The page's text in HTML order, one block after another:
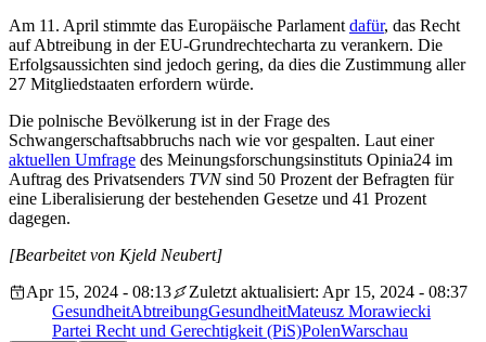
Am 11. April stimmte das Europäische Parlament dafür, das Recht
auf Abtreibung in der EU-Grundrechtecharta zu verankern. Die
Erfolgsaussichten sind jedoch gering, da dies die Zustimmung aller
27 Mitgliedstaaten erfordern würde.
Die polnische Bevölkerung ist in der Frage des
Schwangerschaftsabbruchs nach wie vor gespalten. Laut einer
aktuellen Umfrage des Meinungsforschungsinstituts Opinia24 im
Auftrag des Privatsenders TVNsind 50 Prozent der Befragten für
eine Liberalisierung der bestehenden Gesetze und 41 Prozent
dagegen.
[Bearbeitet von Kjeld Neubert]
Apr 15, 2024 - 08:13
Zuletzt aktualisiert: Apr 15, 2024 - 08:37
GesundheitAbtreibungGesundheitMateusz Morawiecki
Partei Recht und Gerechtigkeit (PiS)PolenWarschau